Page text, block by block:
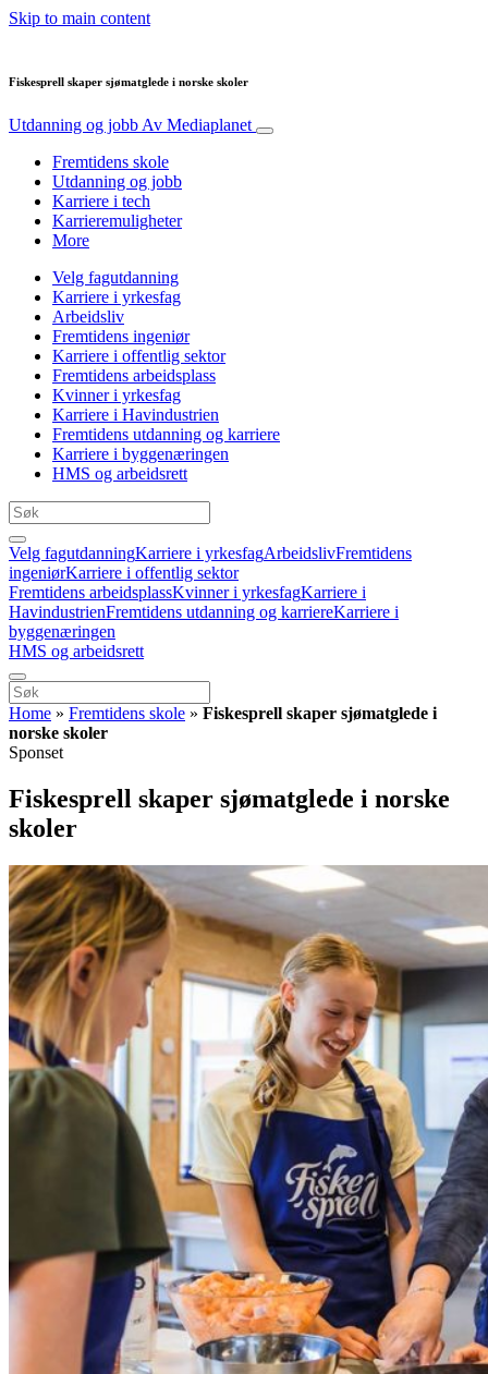
Skip to main content
Fiskesprell skaper sjømatglede i norske skoler
Utdanning og jobb Av Mediaplanet
Fremtidens skole
Utdanning og jobb
Karriere i tech
Karrieremuligheter
More
Velg fagutdanning
Karriere i yrkesfag
Arbeidsliv
Fremtidens ingeniør
Karriere i offentlig sektor
Fremtidens arbeidsplass
Kvinner i yrkesfag
Karriere i Havindustrien
Fremtidens utdanning og karriere
Karriere i byggenæringen
HMS og arbeidsrett
Velg fagutdanningKarriere i yrkesfagArbeidslivFremtidens
ingeniørKarriere i offentlig sektor
Fremtidens arbeidsplassKvinner i yrkesfagKarriere i
HavindustrienFremtidens utdanning og karriereKarriere i
byggenæringen
HMS og arbeidsrett
Home » Fremtidens skole » Fiskesprell skaper sjømatglede i
norske skoler
Sponset
Fiskesprell skaper sjømatglede i norske
skoler